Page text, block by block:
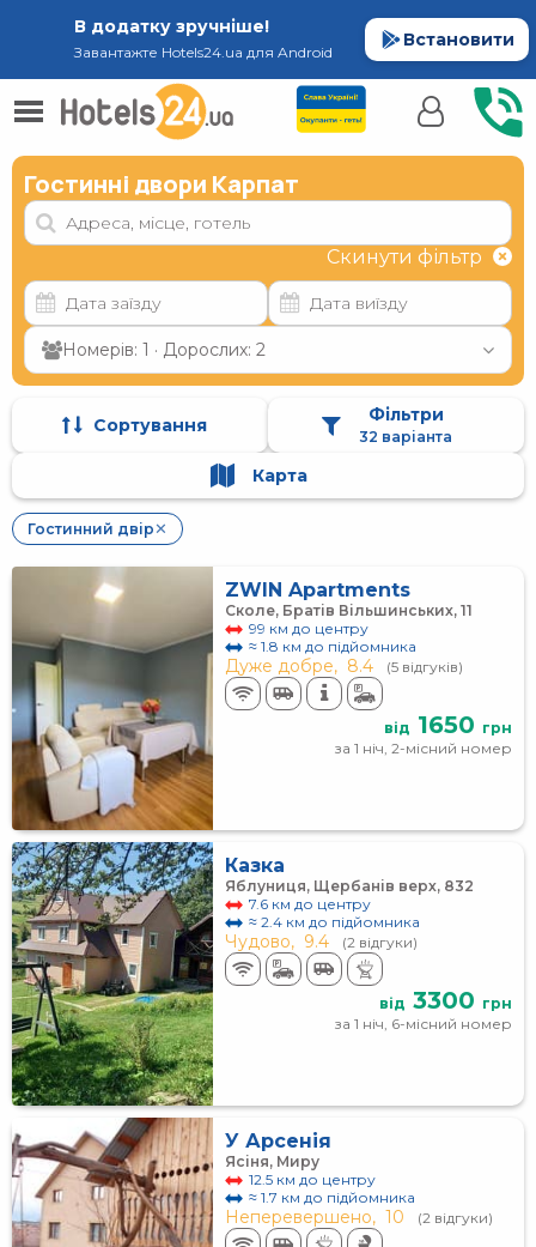
В додатку зручніше!
Завантажте Hotels24.ua для Android
Встановити
Гостинні двори Карпат
Скинути фільтр
Номерів: 1 · Дорослих: 2
Сортування Фільтри
32 варіанта
Карта
Гостинний двір ✕
ZWIN Apartments
Сколе, Братів Вільшинських, 11
99 км до центру
≈ 1.8 км до підйомника
Дуже добре, 8.4 (5 відгуків)
від 1650 грн
за 1 ніч, 2-місний номер
Казка
Яблуниця, Щербанів верх, 832
7.6 км до центру
≈ 2.4 км до підйомника
Чудово, 9.4 (2 відгуки)
від 3300 грн
за 1 ніч, 6-місний номер
У Арсенія
Ясіня, Миру
12.5 км до центру
≈ 1.7 км до підйомника
Неперевершено, 10 (2 відгуки)